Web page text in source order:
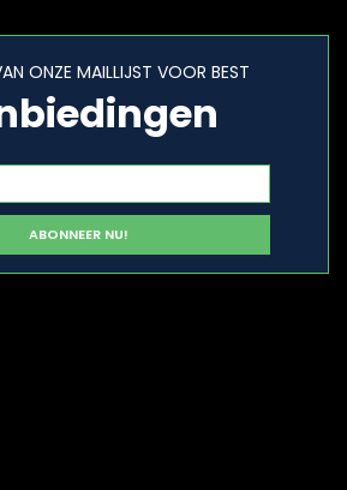
ONZE MAILLIJST VOOR BEST